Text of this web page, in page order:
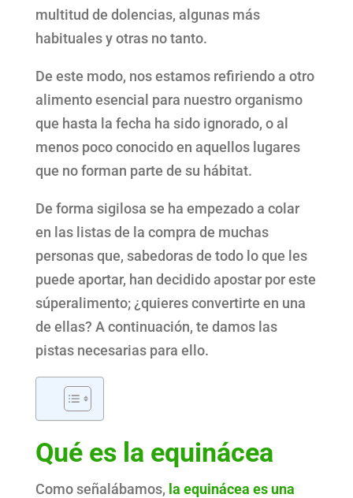
multitud de dolencias, algunas más
habituales y otras no tanto.
De este modo, nos estamos refiriendo a otro
alimento esencial para nuestro organismo
que hasta la fecha ha sido ignorado, o al
menos poco conocido en aquellos lugares
que no forman parte de su hábitat.
De forma sigilosa se ha empezado a colar
en las listas de la compra de muchas
personas que, sabedoras de todo lo que les
puede aportar, han decidido apostar por este
súperalimento; ¿quieres convertirte en una
de ellas? A continuación, te damos las
pistas necesarias para ello.
Qué es la equinácea
Como señalábamos, la equinácea es una